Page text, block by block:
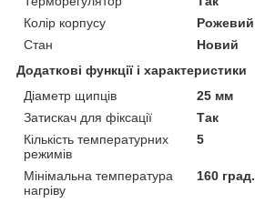
Колір корпусу
Рожевий
Стан
Новий
Додаткові функції і характеристики
Діаметр щипців
25 мм
Затискач для фіксації
Так
Кількість температурних
режимів
5
Мінімальна температура
нагріву
160 град.